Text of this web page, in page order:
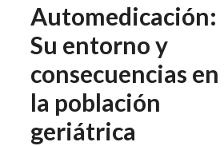
Automedicación:
Su entorno y
consecuencias en
la población
geriátrica